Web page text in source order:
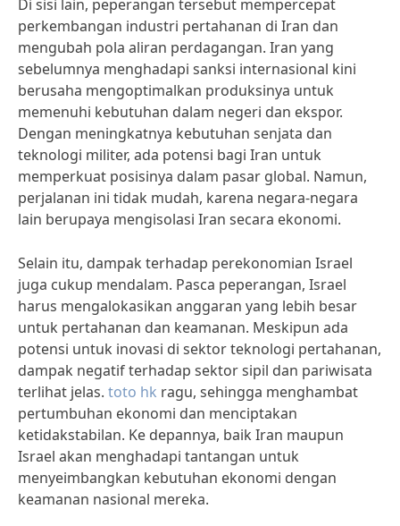
Di sisi lain, peperangan tersebut mempercepat
perkembangan industri pertahanan di Iran dan
mengubah pola aliran perdagangan. Iran yang
sebelumnya menghadapi sanksi internasional kini
berusaha mengoptimalkan produksinya untuk
memenuhi kebutuhan dalam negeri dan ekspor.
Dengan meningkatnya kebutuhan senjata dan
teknologi militer, ada potensi bagi Iran untuk
memperkuat posisinya dalam pasar global. Namun,
perjalanan ini tidak mudah, karena negara-negara
lain berupaya mengisolasi Iran secara ekonomi.
Selain itu, dampak terhadap perekonomian Israel
juga cukup mendalam. Pasca peperangan, Israel
harus mengalokasikan anggaran yang lebih besar
untuk pertahanan dan keamanan. Meskipun ada
potensi untuk inovasi di sektor teknologi pertahanan,
dampak negatif terhadap sektor sipil dan pariwisata
terlihat jelas. toto hk ragu, sehingga menghambat
pertumbuhan ekonomi dan menciptakan
ketidakstabilan. Ke depannya, baik Iran maupun
Israel akan menghadapi tantangan untuk
menyeimbangkan kebutuhan ekonomi dengan
keamanan nasional mereka.